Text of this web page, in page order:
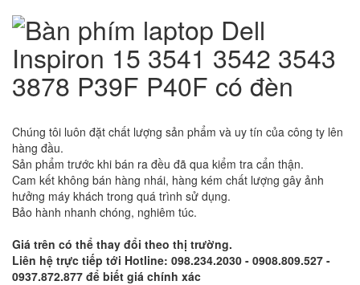
Chúng tôi luôn đặt chất lượng sản phẩm và uy tín của công ty lên
hàng đầu.
Sản phẩm trước khi bán ra đều đã qua kiểm tra cẩn thận.
Cam kết không bán hàng nhái, hàng kém chất lượng gây ảnh
hưởng máy khách trong quá trình sử dụng.
Bảo hành nhanh chóng, nghiêm túc.
Giá trên có thể thay đổi theo thị trường.
Liên hệ trực tiếp tới Hotline: 098.234.2030 - 0908.809.527 -
0937.872.877 để biết giá chính xác